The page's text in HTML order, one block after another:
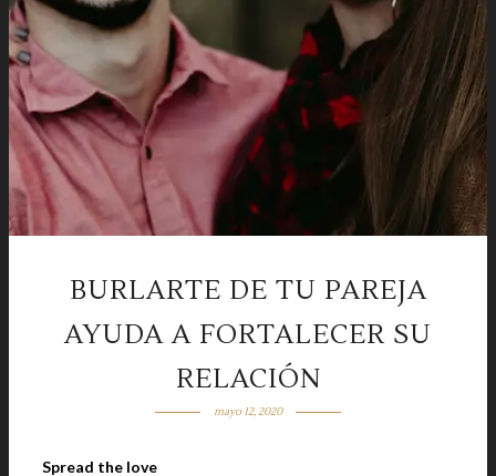
BURLARTE DE TU PAREJA
AYUDA A FORTALECER SU
RELACIÓN
mayo 12, 2020
Spread the love